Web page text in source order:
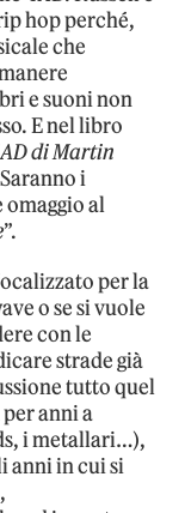
hop perché,
che
e suoni non
E nel libro
di Martin
i
al
”.
per la
o se si vuole
con le
strade già
tutto quel
anni a
i metallari…),
anni in cui si